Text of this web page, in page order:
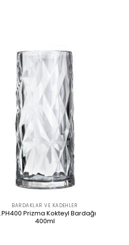
BARDAKLAR VE KADEHLER
Prizma Kokteyl Bardağı
400ml